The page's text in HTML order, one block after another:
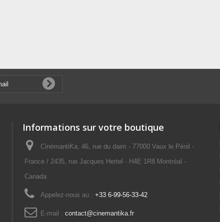
Informations sur votre boutique
CinémantiKa, 46, rue du daim - 77000 Vaux le Pénil -
France / 2435, rue Jacques Hertel - H4E 1R8 Montréal -
Canada
Appelez-nous au : +33 6-99-56-33-42
E-mail : contact@cinemantika.fr